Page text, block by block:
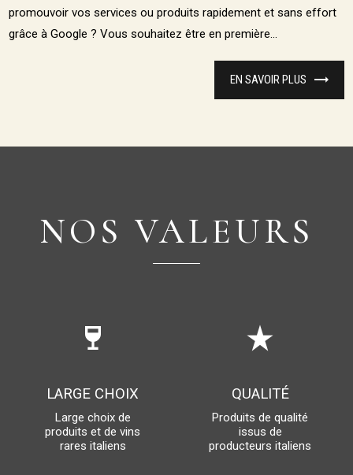
promouvoir vos services ou produits rapidement et sans effort
grâce à Google ? Vous souhaitez être en première...
EN SAVOIR PLUS
NOS VALEURS
wine_bar
LARGE CHOIX
Large choix de
produits et de vins
rares italiens
star_rate
QUALITÉ
Produits de qualité
issus de
producteurs italiens